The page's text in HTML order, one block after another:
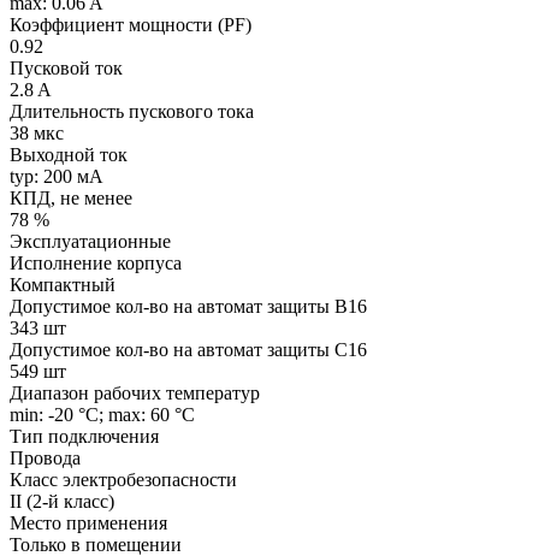
Коэффициент мощности (PF)
0.92
Пусковой ток
2.8 A
Длительность пускового тока
38 мкс
Выходной ток
typ: 200 мA
КПД, не менее
78 %
Эксплуатационные
Исполнение корпуса
Компактный
Допустимое кол-во на автомат защиты B16
343 шт
Допустимое кол-во на автомат защиты C16
549 шт
Диапазон рабочих температур
min: -20 °C; max: 60 °C
Тип подключения
Провода
Класс электробезопасности
II (2-й класс)
Место применения
Только в помещении